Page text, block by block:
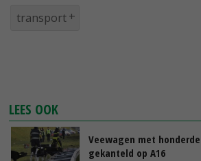
transport
LEES OOK
Veewagen met
gekanteld op A16